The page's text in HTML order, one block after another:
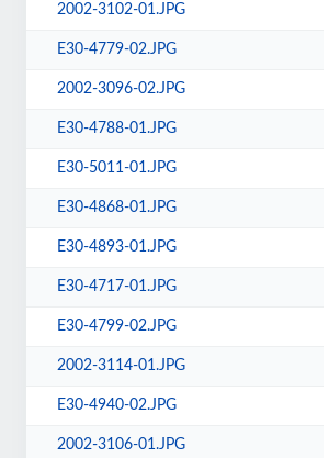
2002-3102-01.JPG
E30-4779-02.JPG
2002-3096-02.JPG
E30-4788-01.JPG
E30-5011-01.JPG
E30-4868-01.JPG
E30-4893-01.JPG
E30-4717-01.JPG
E30-4799-02.JPG
2002-3114-01.JPG
E30-4940-02.JPG
2002-3106-01.JPG